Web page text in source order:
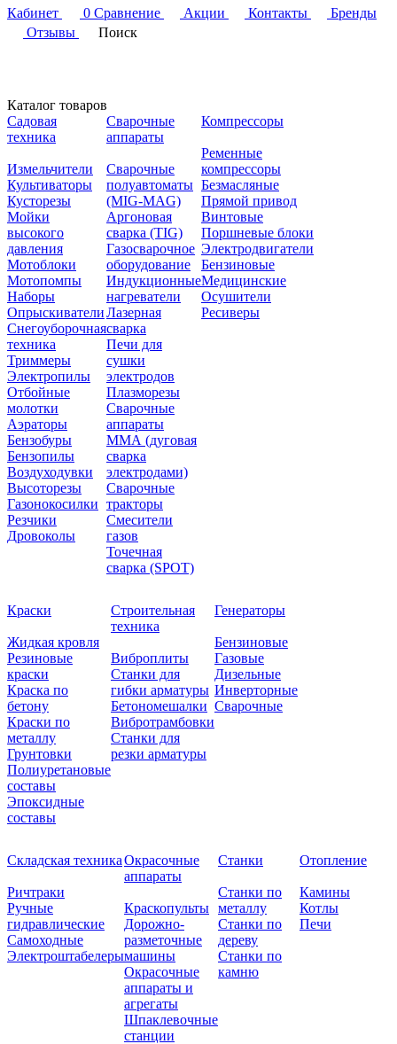
Кабинет
0 Сравнение Акции Контакты
Бренды
Отзывы
Поиск
Каталог товаров
Садовая
техника
Измельчители
Культиваторы
Кусторезы
Мойки
высокого
давления
Мотоблоки
Мотопомпы
Наборы
Опрыскиватели
Снегоуборочная
техника
Триммеры
Электропилы
Отбойные
молотки
Аэраторы
Бензобуры
Бензопилы
Воздуходувки
Высоторезы
Газонокосилки
Резчики
Дровоколы
Сварочные
аппараты
Сварочные
полуавтоматы
(MIG-MAG)
Аргоновая
сварка (TIG)
Газосварочное
оборудование
Индукционные
нагреватели
Лазерная
сварка
Печи для
сушки
электродов
Плазморезы
Сварочные
аппараты
ММА (дуговая
сварка
электродами)
Сварочные
тракторы
Смесители
газов
Точечная
сварка (SPOT)
Компрессоры
Ременные
компрессоры
Безмасляные
Прямой привод
Винтовые
Поршневые блоки
Электродвигатели
Бензиновые
Медицинские
Осушители
Ресиверы
Краски
Жидкая кровля
Резиновые
краски
Краска по
бетону
Краски по
металлу
Грунтовки
Полиуретановые
составы
Эпоксидные
составы
Строительная
техника
Виброплиты
Станки для
гибки арматуры
Бетономешалки
Вибротрамбовки
Станки для
резки арматуры
Генераторы
Бензиновые
Газовые
Дизельные
Инверторные
Сварочные
Складская техника
Ричтраки
Ручные
гидравлические
Самоходные
Электроштабелеры
Окрасочные
аппараты
Краскопульты
Дорожно-
разметочные
машины
Окрасочные
аппараты и
агрегаты
Шпаклевочные
станции
Станки
Станки по
металлу
Станки по
дереву
Станки по
камню
Отопление
Камины
Котлы
Печи